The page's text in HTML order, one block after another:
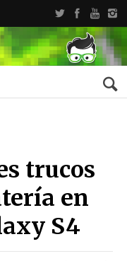
trucos
en
S4